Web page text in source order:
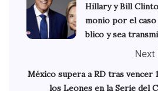
Hillary y Bill
monio por el
blico y sea
México supera a RD tras vencer
los Leones en la Serie del